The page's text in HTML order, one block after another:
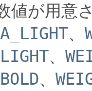
値が用意
、
、
、